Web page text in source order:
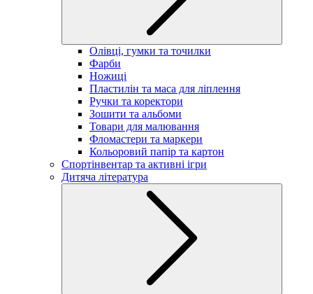
Олівці, гумки та точилки
Фарби
Ножиці
Пластилін та маса для ліплення
Ручки та коректори
Зошити та альбоми
Товари для малювання
Фломастери та маркери
Кольоровий папір та картон
Спортінвентар та активні ігри
Дитяча література